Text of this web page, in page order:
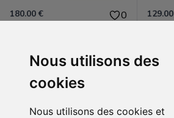
Nous utilisons des
cookies
Nous utilisons des cookies et
180.00 € 0
Nantaise